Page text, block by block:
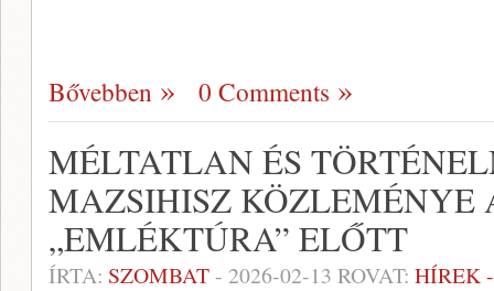
Bővebben 0 Comments
MÉLTATLAN ÉS
MAZSIHISZ KÖZLEMÉNYE
„EMLÉKTÚRA” ELŐTT
ÍRTA: SZOMBAT- 2026-02-13 ROVAT: HÍREK